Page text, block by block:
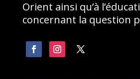
Orient ainsi qu’à
concernant la question